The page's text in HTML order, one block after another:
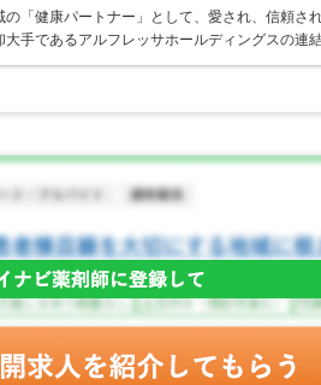
「健康パートナー」として、愛され、信頼さ
手であるアルフレッサホールディングスの連